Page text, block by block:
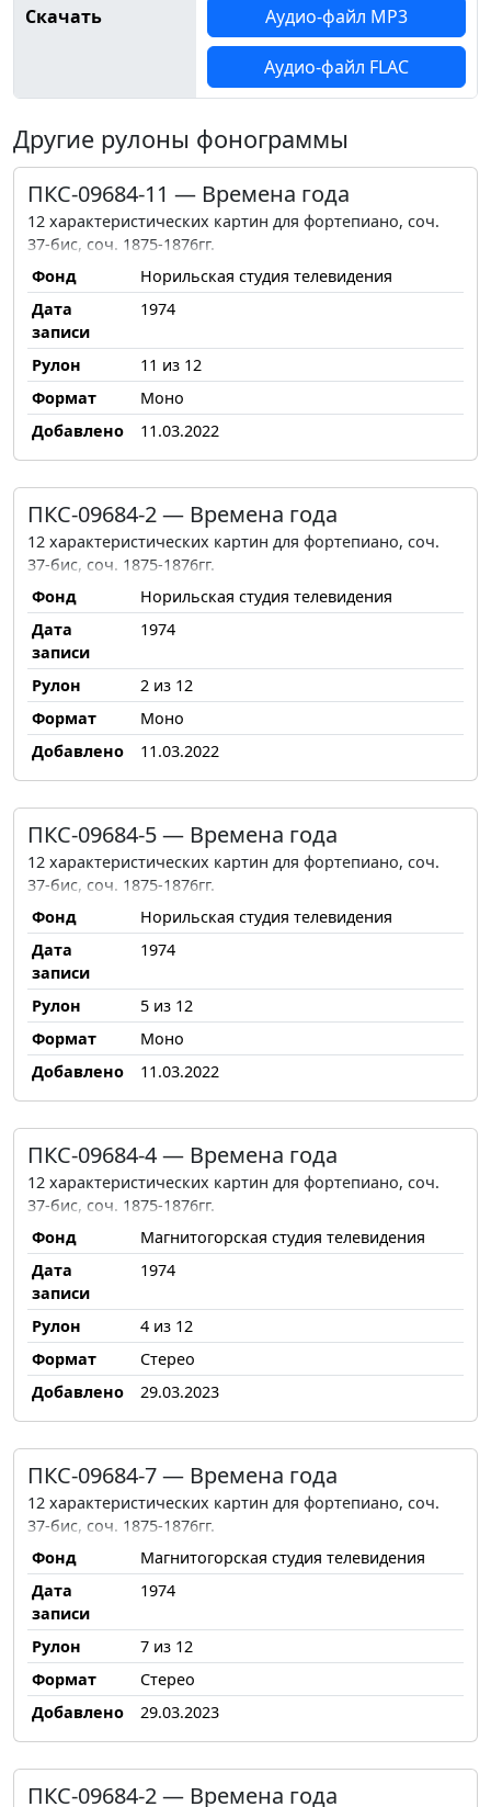
Скачать Аудио-файл MP3
Аудио-файл FLAC
Другие рулоны фонограммы
ПКС-09684-11 — Времена года
12 характеристических картин для фортепиано, соч.
37-бис, соч. 1875-1876гг.
Фонд
Норильская студия телевидения
Дата
записи
1974
Рулон
11 из 12
Формат
Моно
Добавлено
11.03.2022
ПКС-09684-2 — Времена года
12 характеристических картин для фортепиано, соч.
37-бис, соч. 1875-1876гг.
Фонд
Норильская студия телевидения
Дата
записи
1974
Рулон
2 из 12
Формат
Моно
Добавлено
11.03.2022
ПКС-09684-5 — Времена года
12 характеристических картин для фортепиано, соч.
37-бис, соч. 1875-1876гг.
Фонд
Норильская студия телевидения
Дата
записи
1974
Рулон
5 из 12
Формат
Моно
Добавлено
11.03.2022
ПКС-09684-4 — Времена года
12 характеристических картин для фортепиано, соч.
37-бис, соч. 1875-1876гг.
Фонд
Магнитогорская студия телевидения
Дата
записи
1974
Рулон
4 из 12
Формат
Стерео
Добавлено
29.03.2023
ПКС-09684-7 — Времена года
12 характеристических картин для фортепиано, соч.
37-бис, соч. 1875-1876гг.
Фонд
Магнитогорская студия телевидения
Дата
записи
1974
Рулон
7 из 12
Формат
Стерео
Добавлено
29.03.2023
ПКС-09684-2 — Времена года